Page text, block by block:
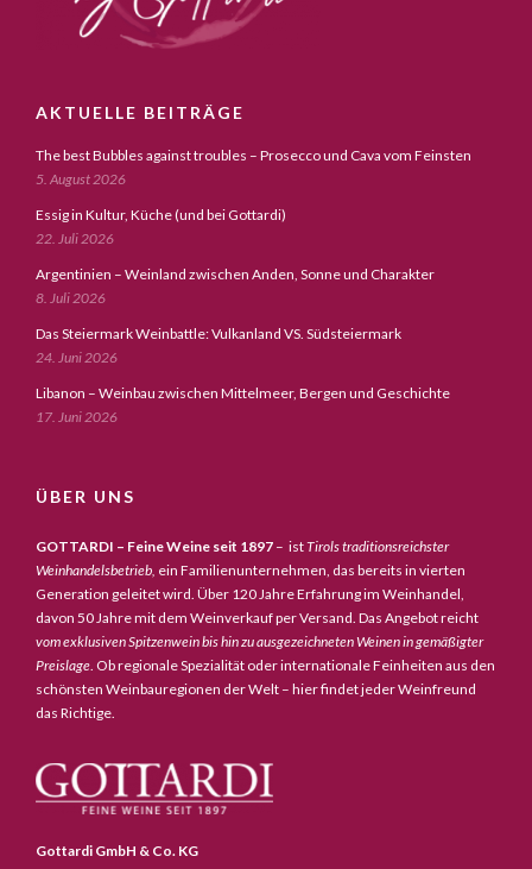
AKTUELLE BEITRÄGE
The best Bubbles against troubles – Prosecco und Cava vom Feinsten
5. August 2026
Essig in Kultur, Küche (und bei Gottardi)
22. Juli 2026
Argentinien – Weinland zwischen Anden, Sonne und Charakter
8. Juli 2026
Das Steiermark Weinbattle: Vulkanland VS. Südsteiermark
24. Juni 2026
Libanon – Weinbau zwischen Mittelmeer, Bergen und Geschichte
17. Juni 2026
ÜBER UNS
GOTTARDI – Feine Weine seit 1897 – istTirols traditionsreichster
Weinhandelsbetrieb, ein Familienunternehmen, das bereits in vierten
Generation geleitet wird. Über 120 Jahre Erfahrung im Weinhandel,
davon 50 Jahre mit dem Weinverkauf per Versand. Das Angebot reicht
vom exklusiven Spitzenwein bis hin zu ausgezeichneten Weinen in gemäßigter
Preislage. Ob regionale Spezialität oder internationale Feinheiten aus den
schönsten Weinbauregionen der Welt – hier findet jeder Weinfreund
das Richtige.
Gottardi GmbH & Co. KG